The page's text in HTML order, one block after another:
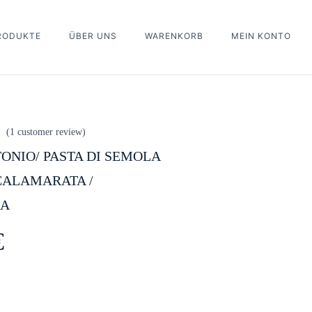
ÜBER UNS WARENKORB MEIN KONTO
(1 customer review)
PASTA DI SEMOLA
/